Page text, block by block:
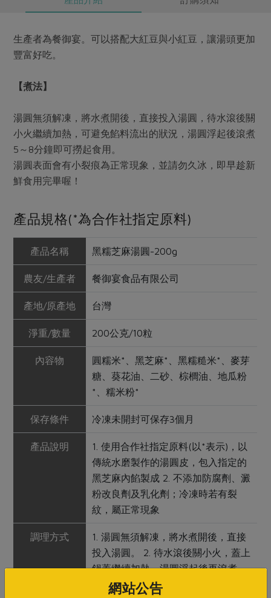
生產者為餐御宴。可以搭配大紅豆與小紅豆，讓湯頭更加
豐富好吃。
【煮法】
湯圓無須解凍，將水煮開後，直接投入湯圓，待水滾後關
小火繼續加熱，可避免餡料流出的狀況，湯圓浮起後滾煮
5～8分鐘即可撈起食用。
湯圓表面會有小裂痕為正常現象，並請勿久冰，即早趁新
鮮食用完畢喔！
產品規格(*為合作社指定原料)
產品名稱 黑糯芝麻湯圓-200g
農友/生產者 餐御宴食品有限公司
產地/原產地 台灣
淨重/數量 200公克/10粒
內容物
圓糯米*、黑芝麻*、黑糯糙米*、麥芽
糖、葵花油、二砂、棕櫚油、地瓜粉
*、糯米粉*
保存條件 冷凍未開封可保存3個月
產品說明
1. 使用合作社指定原料(以*表示)，以
傳統水磨製作的湯圓皮，包入指定的
黑芝麻內餡製成 2. 不添加防腐劑、澱
粉改良劑及乳化劑；冷凍時若有裂
紋，屬正常現象
調理方式
1. 湯圓無須解凍，將水煮開後，直接
投入湯圓。 2. 待水滾後關小火，蓋上
鍋蓋繼續加熱，湯圓浮起後再滾煮
5~8分鐘即可食用
網站公告